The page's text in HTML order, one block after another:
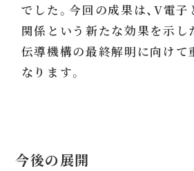
でした。今回の成果は、V電
関係という新たな効果を示し
伝導機構の最終解明に向けて
なります。
今後の展開